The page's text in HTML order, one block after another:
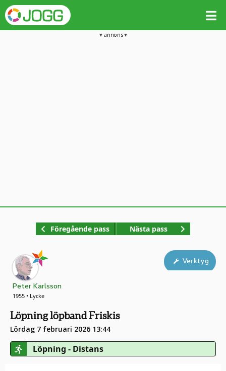
annons
Föregående pass Nästa pass
Peter Karlsson
1955 • Lycke
Löpning löpband Friskis
Lördag 7 februari 2026 13:44
Löpning - Distans
Verktyg